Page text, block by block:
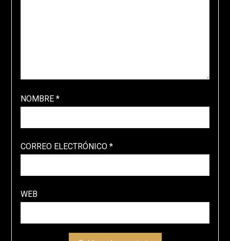
NOMBRE *
CORREO ELECTRÓNICO *
WEB